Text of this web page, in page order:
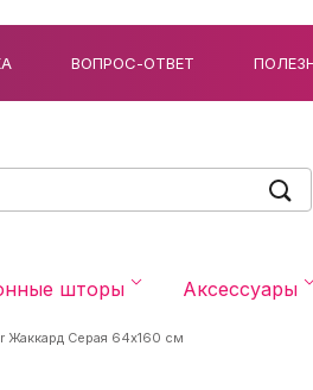
ВОПРОС-ОТВЕТ
шторы Аксессуары
Жаккард Серая 64x160 см